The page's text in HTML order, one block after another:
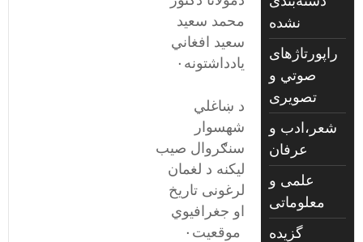
محمد سعيد
سعيد افغاني
يادداشتونه٠
د ښاغلي
شهسوار
سنګروال صیب
ليکنه د لغمان
لرغونی تاریخ
او جغرافیوي
موقعیت٠
نشده
راپورتاژهای
صوتي و
تصويری
شعر،ادب و
عرفان
علمی و
معلوماتی
گزیده